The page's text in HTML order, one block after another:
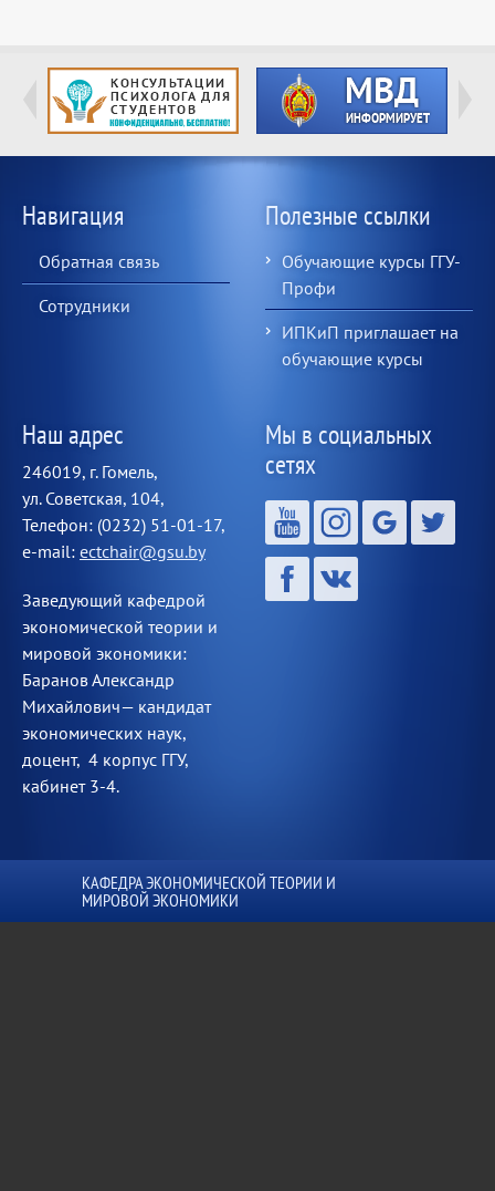
Навигация
Обратная связь
Сотрудники
Полезные ссылки
Обучающие курсы ГГУ-
Профи
ИПКиП приглашает на
обучающие курсы
Наш адрес
246019, г. Гомель,
ул. Советская, 104,
Телефон: (0232) 51-01-17,
e-mail: ectchair@gsu.by
Заведующий кафедрой
экономической теории и
мировой экономики:
Баранов Александр
Михайлович— кандидат
экономических наук,
доцент, 4 корпус ГГУ,
кабинет 3-4.
Мы в социальных
сетях
КАФЕДРА ЭКОНОМИЧЕСКОЙ ТЕОРИИ И
МИРОВОЙ ЭКОНОМИКИ